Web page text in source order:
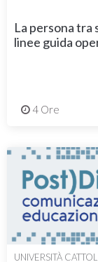
La persona tra
linee guida
4 Ore
UNIVERSITÀ